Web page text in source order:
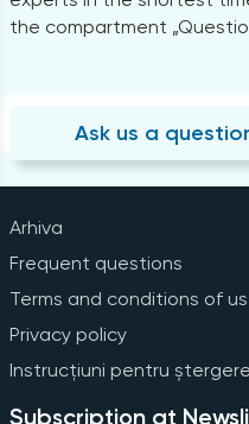
the compartment
Ask us a
Arhiva
Frequent questions
Terms and conditions of
Privacy policy
Instrucțiuni pentru
Subscription at